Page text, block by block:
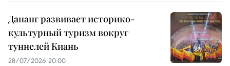
Дананг развивает историко-
культурный туризм вокруг
туннелей Киань
28/07/2026 20:00